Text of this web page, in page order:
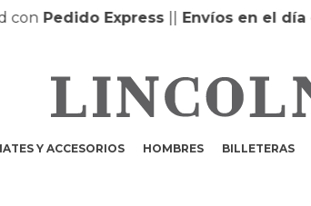
Express||Envíos en el díaen
Y ACCESORIOS HOMBRES BILLETERAS